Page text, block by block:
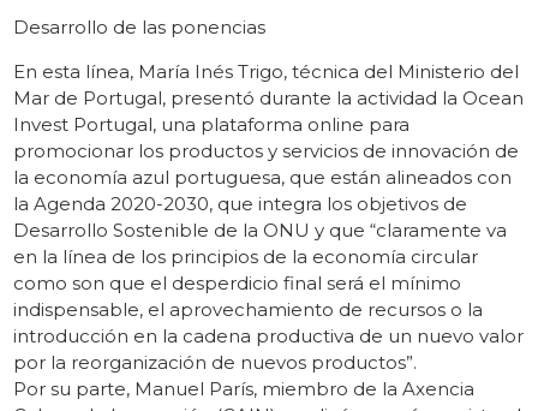
Desarrollo de las ponencias
En esta línea, María Inés Trigo, técnica del Ministerio del
Mar de Portugal, presentó durante la actividad la Ocean
Invest Portugal, una plataforma online para
promocionar los productos y servicios de innovación de
la economía azul portuguesa, que están alineados con
la Agenda 2020-2030, que integra los objetivos de
Desarrollo Sostenible de la ONU y que “claramente va
en la línea de los principios de la economía circular
como son que el desperdicio final será el mínimo
indispensable, el aprovechamiento de recursos o la
introducción en la cadena productiva de un nuevo valor
por la reorganización de nuevos productos”.
Por su parte, Manuel París, miembro de la Axencia